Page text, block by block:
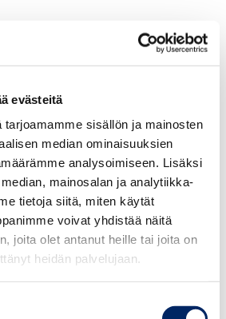
evästeitä
tarjoamamme sisällön ja mainosten
median ominaisuuksien
analysoimiseen. Lisäksi
mainosalan ja analytiikka-
tietoja siitä, miten käytät
voivat yhdistää näitä
joita olet antanut heille tai joita on
heidän palvelujaan.
Yangonissa ja
Myanmarissa Doing
– seminaarissa. Doing
– seminaarit avaavat
suomalaisyritysten ja
yritysten välille. Vuoden 2016
ja nyt on vuorossa